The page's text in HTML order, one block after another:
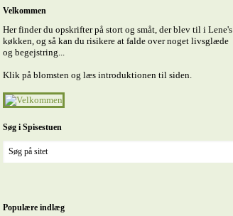
Velkommen
Her finder du opskrifter på stort og småt, der blev til i Lene's
køkken, og så kan du risikere at falde over noget livsglæde
og begejstring...
Klik på blomsten og læs introduktionen til siden.
Søg i Spisestuen
Populære indlæg